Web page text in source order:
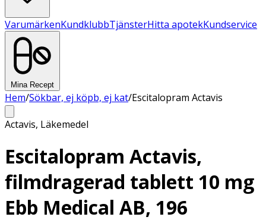
VarumärkenKundklubbTjänsterHitta apotekKundservice
Mina Recept
Hem/Sökbar, ej köpb, ej kat/Escitalopram Actavis
Actavis, Läkemedel
Escitalopram Actavis,
filmdragerad tablett 10 mg
Ebb Medical AB, 196